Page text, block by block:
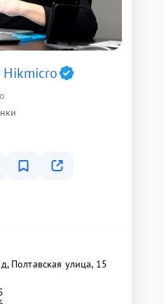
Hikmicro
Полтавская улица, 15